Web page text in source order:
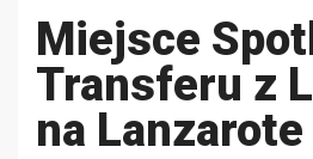
Miejsce
Transferu z
na Lanzarote